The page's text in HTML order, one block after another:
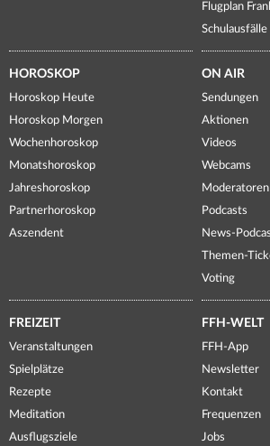
Flugplan
Schulausfälle
HOROSKOP
Horoskop Heute
Horoskop Morgen
Wochenhoroskop
Monatshoroskop
Jahreshoroskop
Partnerhoroskop
Aszendent
ON AIR
Sendungen
Aktionen
Videos
Webcams
Moderatoren
Podcasts
News-
Themen-
Voting
FREIZEIT
Veranstaltungen
Spielplätze
Rezepte
Meditation
Ausflugsziele
FFH-WELT
FFH-App
Newsletter
Kontakt
Frequenzen
Jobs